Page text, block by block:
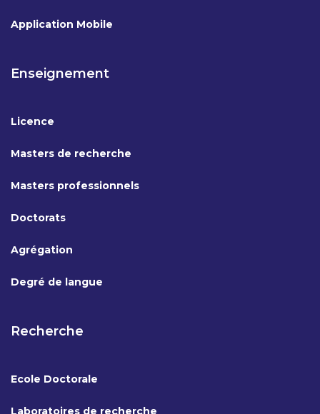
Application Mobile
Enseignement
Licence
Masters de recherche
Masters professionnels
Doctorats
Agrégation
Degré de langue
Recherche
Ecole Doctorale
Laboratoires de recherche